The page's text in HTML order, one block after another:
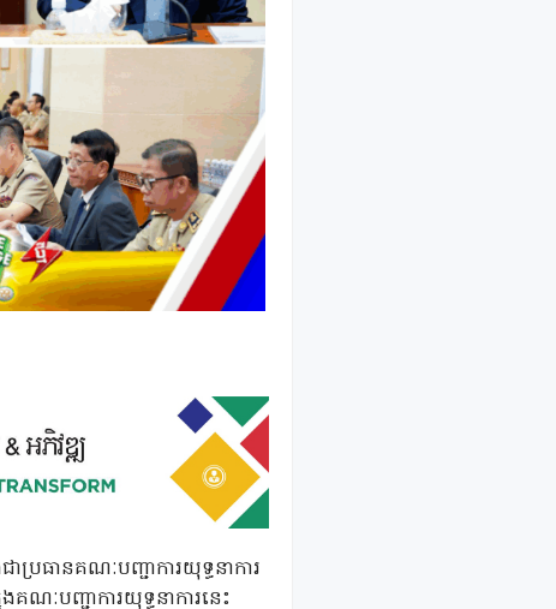
ប្រធានគណៈបញ្ជាការយុទ្ធនាការ
ៈបញ្ជាការយុទ្ធនាការនេះ